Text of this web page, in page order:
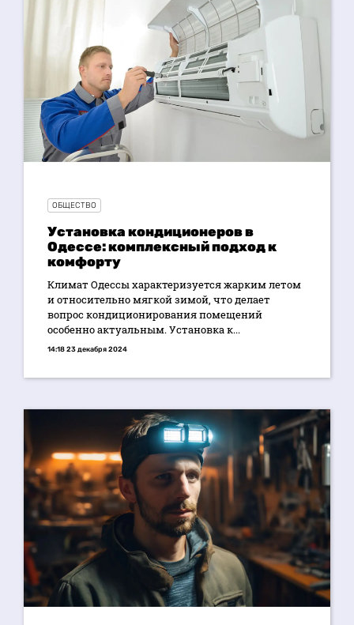
ОБЩЕСТВО
Установка кондиционеров в
Одессе: комплексный подход к
комфорту
Климат Одессы характеризуется жарким летом
и относительно мягкой зимой, что делает
вопрос кондиционирования помещений
особенно актуальным. Установка к...
14:18 23 декабря 2024